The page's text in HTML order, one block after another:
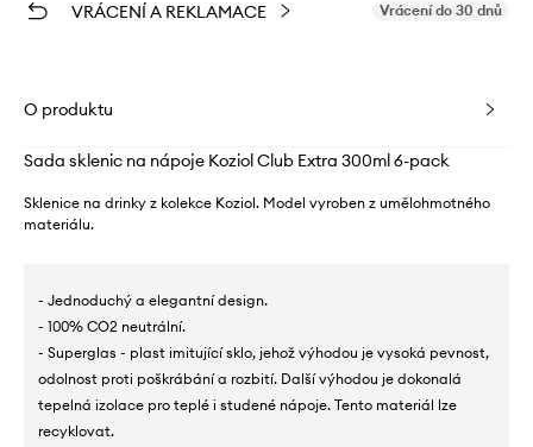
VRÁCENÍ A REKLAMACE Vrácení do 30 dnů
O produktu
Sada sklenic na nápoje Koziol Club Extra 300ml 6-pack
Sklenice na drinky z kolekce Koziol. Model vyroben z umělohmotného
materiálu.
- Jednoduchý a elegantní design.
- 100% CO2 neutrální.
- Superglas - plast imitující sklo, jehož výhodou je vysoká pevnost,
odolnost proti poškrábání a rozbití. Další výhodou je dokonalá
tepelná izolace pro teplé i studené nápoje. Tento materiál lze
recyklovat.